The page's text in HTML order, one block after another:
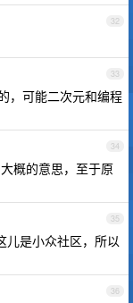
32
33
，可能二次元和编程
34
概的意思，至于原
35
儿是小众社区，所以
36